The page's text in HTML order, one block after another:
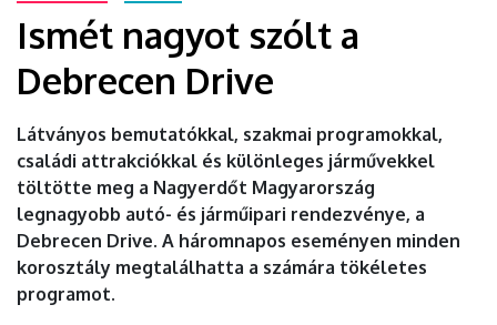
DEBRECENI
EGYETEM
Ismét nagyot szólt a
Debrecen Drive
Látványos bemutatókkal, szakmai programokkal,
családi attrakciókkal és különleges járművekkel
töltötte meg a Nagyerdőt Magyarország
legnagyobb autó- és járműipari rendezvénye, a
Debrecen Drive. A háromnapos eseményen minden
korosztály megtalálhatta a számára tökéletes
programot.